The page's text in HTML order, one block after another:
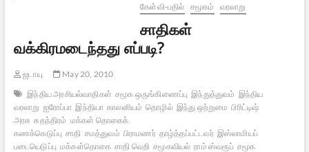
கேள்வி-பதில் சமூகம் வரலாறு
சாதிகள்
வக்கிரமடைந்தது எப்படி?
ஜடாயு
May 20, 2010
இந்திய அரசியல்வாதிகள் சமூக ஒருங்கிணைப்பு இந்துத்துவம் இந்திய
வரலாறு ஐரோப்பா இந்தியா காலனியம் தொழில் இந்து ஒற்றுமை பிரிட்டிஷ்
அரசு சுதந்திரம் மக்கள் தொகைக்
கணக்கெடுப்பு சாதி சமத்துவம் பிராமணர் தாழ்த்தப்பட்டவர் இஸ்லாமியப்
படையெடுப்பு மக்கள்தொகை சாதி வெறி சமூகவியல் ராம் ஸ்வரூப் சமூக